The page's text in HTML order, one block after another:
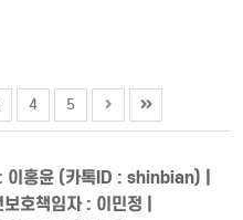
4 5
이홍윤 (카톡ID : shinbian) |
호책임자 : 이민정 |